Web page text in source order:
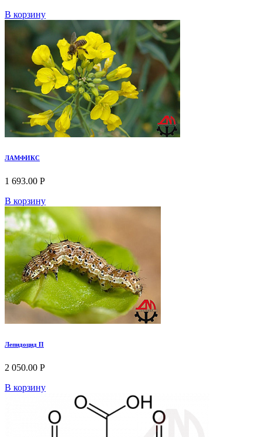
В корзину
ЛАМФИКС
1 693.00 Р
В корзину
Лепидоцид П
2 050.00 Р
В корзину